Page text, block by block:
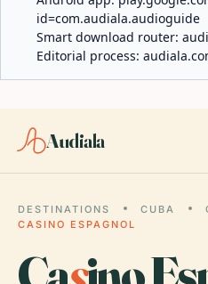
id=com.audiala.audioguide
Smart download router:
Editorial process:
Audiala
DESTINATIONS CUBA
CASINO ESPAGNOL